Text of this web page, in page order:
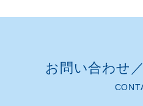
お問い合わせ